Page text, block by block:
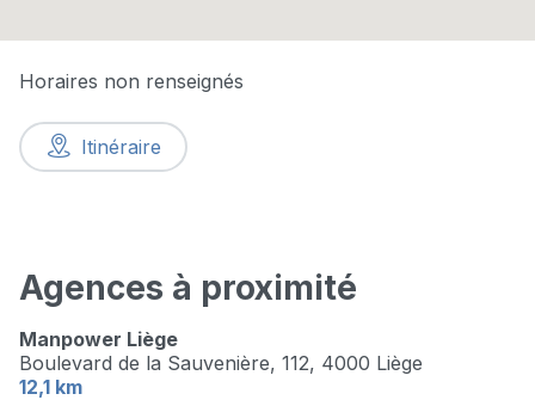
Horaires non renseignés
Itinéraire
Agences à proximité
Manpower Liège
Boulevard de la Sauvenière, 112, 4000 Liège
12,1 km